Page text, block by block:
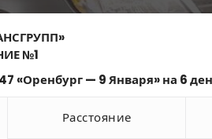
№1
«Оренбург — 9 Января» на 6
Расстояние